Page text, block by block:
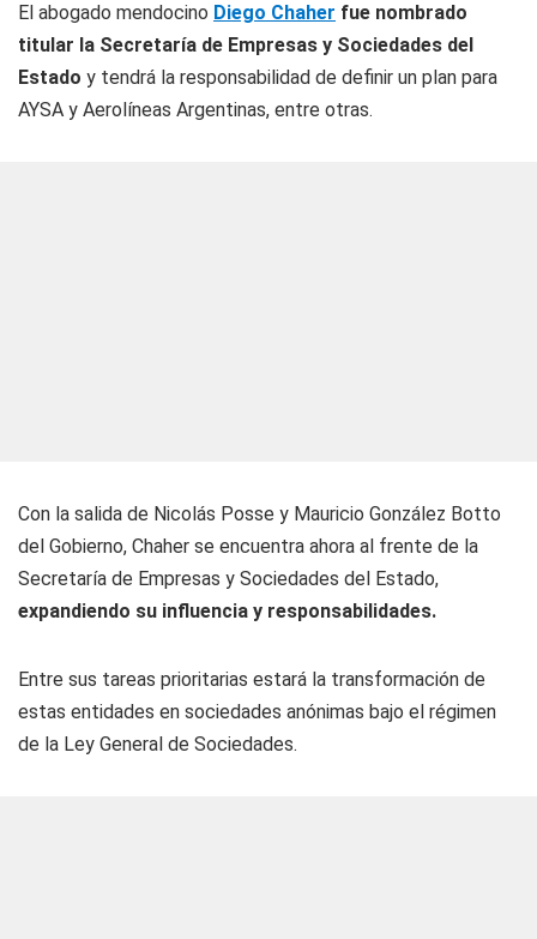
El abogado mendocino Diego Chaher fue nombrado
titular la Secretaría de Empresas y Sociedades del
Estado y tendrá la responsabilidad de definir un plan para
AYSA y Aerolíneas Argentinas, entre otras.
Con la salida de Nicolás Posse y Mauricio González Botto
del Gobierno, Chaher se encuentra ahora al frente de la
Secretaría de Empresas y Sociedades del Estado,
expandiendo su influencia y responsabilidades.
Entre sus tareas prioritarias estará la transformación de
estas entidades en sociedades anónimas bajo el régimen
de la Ley General de Sociedades.